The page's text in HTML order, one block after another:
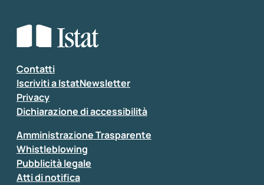
Seleziona la tipologia della segnalazione
Inserisci il tuo commento
Contatti
Iscriviti a IstatNewsletter
Privacy
Dichiarazione di accessibilità
Amministrazione Trasparente
Whistleblowing
Pubblicità legale
Atti di notifica